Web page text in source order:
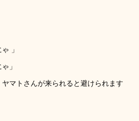
」
」
マトさんが来られると避けられます